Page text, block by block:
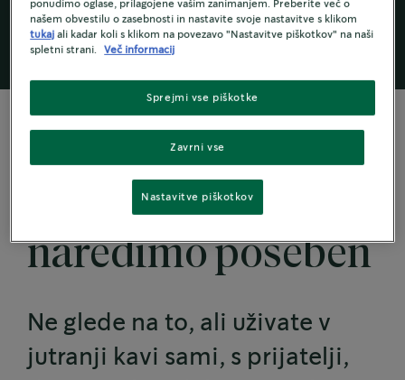
jutranji kavi je recept za dober začetek dneva.
Vsak trenutek
naredimo poseben
Ne glede na to, ali uživate v
jutranji kavi sami, s prijatelji,
ponudimo oglase, prilagojene vašim zanimanjem. Preberite več o
našem obvestilu o zasebnosti in nastavite svoje nastavitve s klikom
tukaj ali kadar koli s klikom na povezavo "Nastavitve piškotkov" na naši
spletni strani.
Več informacij
Zavrni vse
Sprejmi vse piškotke
Nastavitve piškotkov